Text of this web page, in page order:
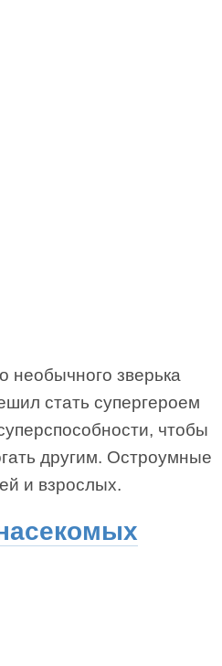
необычного зверька
стать супергероем
чтобы
другим. Остроумные
и взрослых.